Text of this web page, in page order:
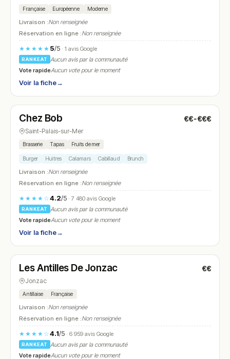
Française Européenne Moderne
Livraison :Non renseignée
Réservation en ligne :Non renseignée
★★★★★ 5/5· 1 avis Google
RANKEAT
Aucun avis par la communauté
Vote rapideAucun vote pour le moment
Voir la fiche→
N° 16
Chez Bob €€-€€€
Saint-Palais-sur-Mer
Brasserie Tapas Fruits de mer
Burger Huitres Calamars Cabillaud Brunch
Livraison :Non renseignée
Réservation en ligne :Non renseignée
★★★★☆4.2/5· 7 480 avis Google
RANKEAT
Aucun avis par la communauté
Vote rapideAucun vote pour le moment
Voir la fiche→
N° 17
Les Antilles De Jonzac €€
Jonzac
Antillaise Française
Livraison :Non renseignée
Réservation en ligne :Non renseignée
★★★★☆4.1/5· 6 959 avis Google
RANKEAT
Aucun avis par la communauté
Vote rapideAucun vote pour le moment